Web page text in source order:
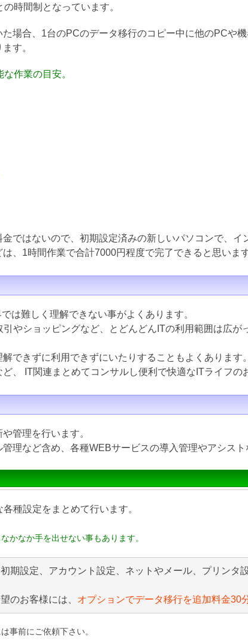
時間制となっています。
場合、1台のPCのデータ移行のコピー中に他のPCや
す。
作業の目安。
ではないので、初期設定済みの新しいパソコンで、
、1時間作業で合計7000円程度で完了できると思います
は難しく理解できない事がよくあります。
やショッピングなど、とどんどんITの利用範囲は広が
できずに利用できずにいたりすることもよくあります。
、 IT関連まとめてコンサルし便利で快適なITライフの
管理を行います。
理など含め、各種WEBサービスの導入管理やアシスト
種設定をまとめて行います。
かなか手を出せない事もあります。
期設定、アカウント設定、ネットやメール、プリンタ
のお客様には、 オプションでデータ移行を追加料金30
事前にご依頼下さい。